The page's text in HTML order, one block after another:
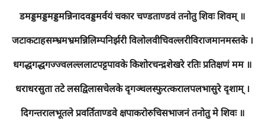
डमड्डमड्डमड्डमन्निनादवड्डमर्वयं चकार चण्डताण्डवं तनोतु शिवः शिवम् ॥
जटाकटाहसम्भ्रमभ्रमन्निलिम्पनिर्झरी विलोलवीचिवल्लरीविराजमानमस्तके ।
धगद्धगद्धगज्ज्वलल्ललाटपट्टपावके किशोरचन्द्रशेखरे रतिः प्रतिक्षणं मम ॥
धराधरसुता तटे लसद्विलासचेलके दृगञ्चलस्फुरत्करालपलभासुरे दृशाम् ।
दिगन्तरालभूतले प्रवर्तिताण्डवे क्षपाकरोरुचिसभाजनं तनोतु मे शिवः ॥